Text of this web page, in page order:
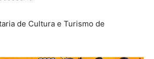
de Cultura e Turismo de